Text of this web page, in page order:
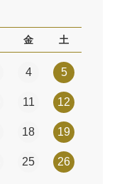
金 土
4 5
11 12
18 19
25 26